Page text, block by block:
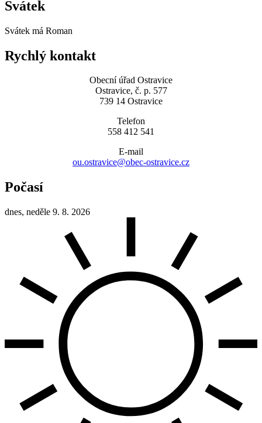
Svátek
Svátek má Roman
Rychlý kontakt
Obecní úřad Ostravice
Ostravice, č. p. 577
739 14 Ostravice
Telefon
558 412 541
E-mail
ou.ostravice@obec-ostravice.cz
Počasí
dnes, neděle 9. 8. 2026